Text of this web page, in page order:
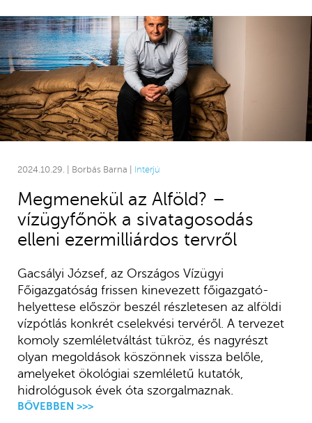
2024.10.29. | Borbás Barna | Interjú
Megmenekül az Alföld? –
vízügyfőnök a sivatagosodás
elleni ezermilliárdos tervről
Gacsályi József, az Országos Vízügyi
Főigazgatóság frissen kinevezett főigazgató-
helyettese először beszél részletesen az alföldi
vízpótlás konkrét cselekvési tervéről. A tervezet
komoly szemléletváltást tükröz, és nagyrészt
olyan megoldások köszönnek vissza belőle,
amelyeket ökológiai szemléletű kutatók,
hidrológusok évek óta szorgalmaznak.
BŐVEBBEN >>>